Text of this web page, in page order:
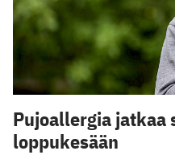
Pujoallergia
loppukesään